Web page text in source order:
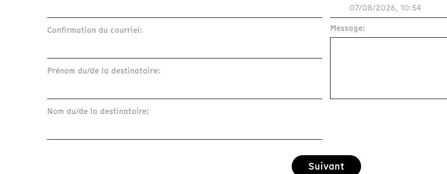
Confirmation du courriel:
Prénom du/de la destinataire:
Nom du/de la destinataire:
Message:
Suivant